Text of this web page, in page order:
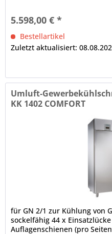
5.598,00 € *
Bestellartikel
Zuletzt aktualisiert:
Umluft-
KK 1402 COMFORT
für GN 2/1 zur Kühlung von
sockelfähig 44 x
Auflagenschienen (pro